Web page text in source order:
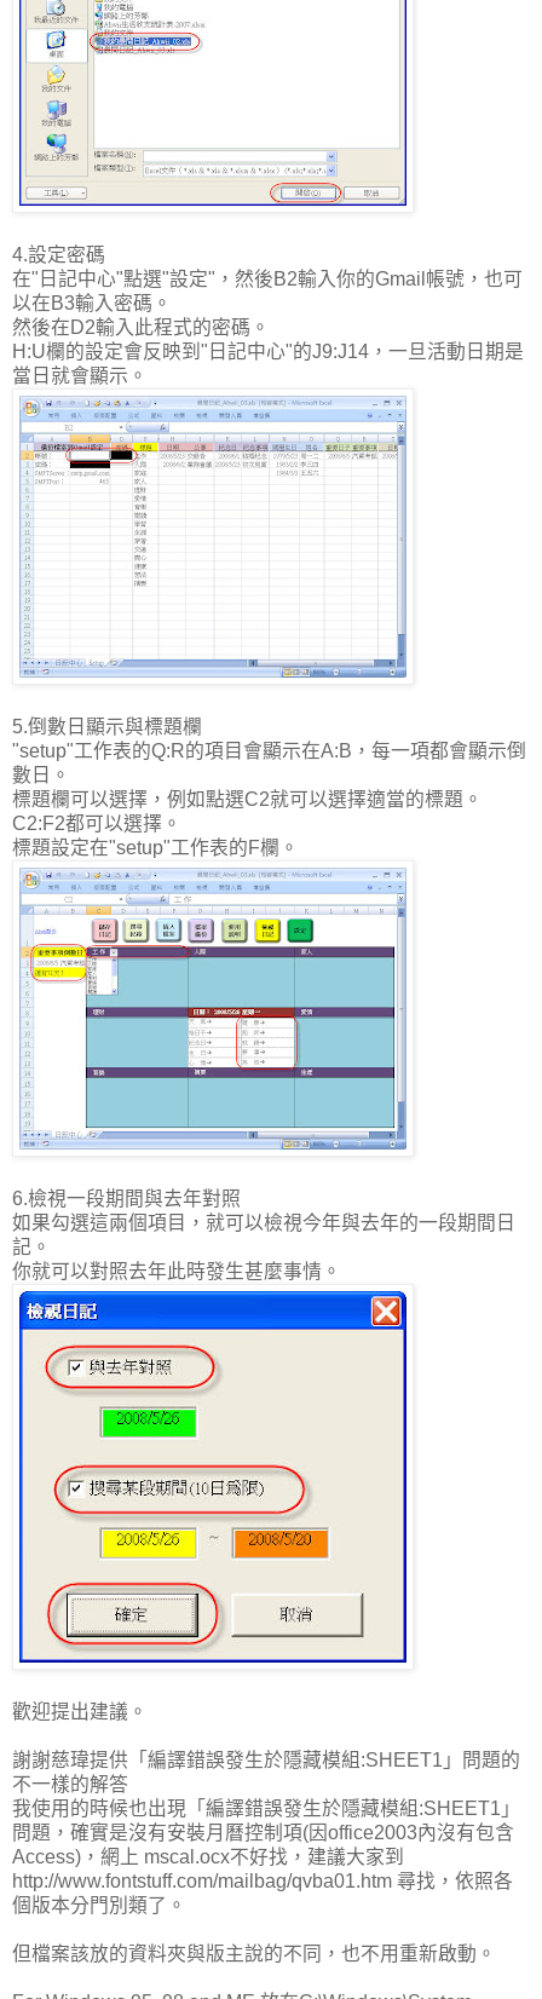
4.設定密碼
在"日記中心"點選"設定"，然後B2輸入你的Gmail帳號，也可
以在B3輸入密碼。
然後在D2輸入此程式的密碼。
H:U欄的設定會反映到"日記中心"的J9:J14，一旦活動日期是
當日就會顯示。
5.倒數日顯示與標題欄
"setup"工作表的Q:R的項目會顯示在A:B，每一項都會顯示倒
數日。
標題欄可以選擇，例如點選C2就可以選擇適當的標題。
C2:F2都可以選擇。
標題設定在"setup"工作表的F欄。
6.檢視一段期間與去年對照
如果勾選這兩個項目，就可以檢視今年與去年的一段期間日
記。
你就可以對照去年此時發生甚麼事情。
歡迎提出建議。
謝謝慈瑋提供「編譯錯誤發生於隱藏模組:SHEET1」問題的
不一樣的解答
我使用的時候也出現「編譯錯誤發生於隱藏模組:SHEET1」
問題，確實是沒有安裝月曆控制項(因office2003內沒有包含
Access)，網上 mscal.ocx不好找，建議大家到
http://www.fontstuff.com/mailbag/qvba01.htm 尋找，依照各
個版本分門別類了。
但檔案該放的資料夾與版主說的不同，也不用重新啟動。